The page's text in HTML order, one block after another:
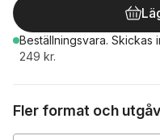
Beställningsvara. Skickas
249 kr.
Fler format och